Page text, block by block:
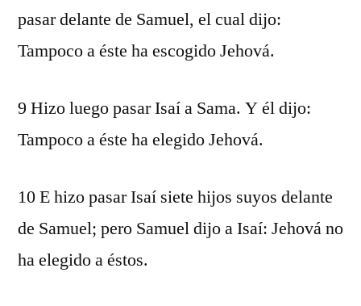
pasar delante de Samuel, el cual dijo:
Tampoco a éste ha escogido Jehová.
9 Hizo luego pasar Isaí a Sama. Y él dijo:
Tampoco a éste ha elegido Jehová.
10 E hizo pasar Isaí siete hijos suyos delante
de Samuel; pero Samuel dijo a Isaí: Jehová no
ha elegido a éstos.